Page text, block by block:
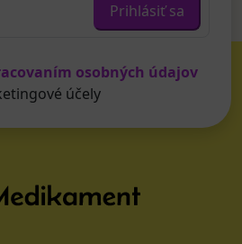
Prihlásiť sa
osobných údajov
účely